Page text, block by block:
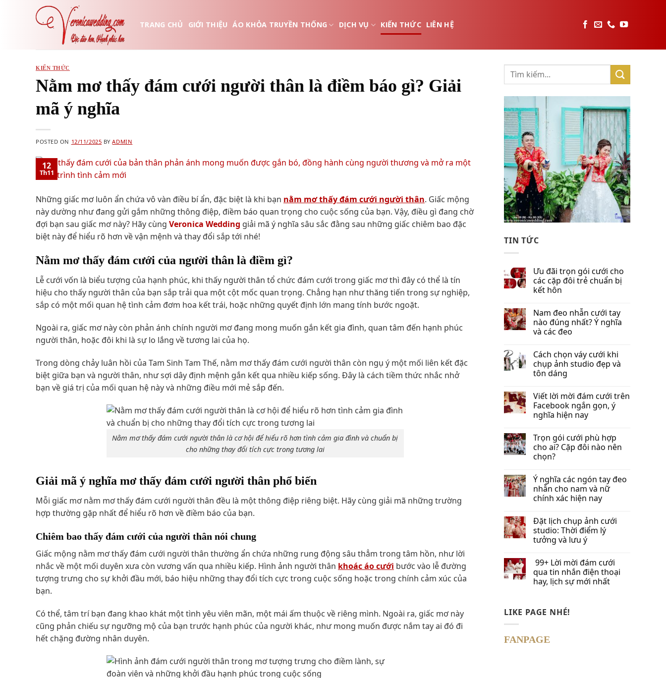
TRANG CHỦ GIỚI THIỆU ÁO KHỎA TRUYỀN THỐNG DỊCH VỤ KIẾN THỨC LIÊN HỆ
KIẾN THỨC
Nằm mơ thấy đám cưới người thân là điềm báo gì? Giải
mã ý nghĩa
POSTED ON 12/11/2025 BYADMIN
12
Th11
Những giấc mơ luôn ẩn chứa vô vàn điều bí ẩn, đặc biệt là khi bạn nằm mơ thấy đám cưới người thân. Giấc mộng
này dường như đang gửi gắm những thông điệp, điềm báo quan trọng cho cuộc sống của bạn. Vậy, điều gì đang chờ
đợi bạn sau giấc mơ này? Hãy cùng Veronica Wedding giải mã ý nghĩa sâu sắc đằng sau những giấc chiêm bao đặc
biệt này để hiểu rõ hơn về vận mệnh và thay đổi sắp tới nhé!
Nằm mơ thấy đám cưới của người thân là điềm gì?
Lễ cưới vốn là biểu tượng của hạnh phúc, khi thấy người thân tổ chức đám cưới trong giấc mơ thì đây có thể là tín
hiệu cho thấy người thân của bạn sắp trải qua một cột mốc quan trọng. Chẳng hạn như thăng tiến trong sự nghiệp,
sắp có một mối quan hệ tình cảm đơm hoa kết trái, hoặc những quyết định lớn mang tính bước ngoặt.
Ngoài ra, giấc mơ này còn phản ánh chính người mơ đang mong muốn gắn kết gia đình, quan tâm đến hạnh phúc
người thân, hoặc đôi khi là sự lo lắng về tương lai của họ.
Trong dòng chảy luân hồi của Tam Sinh Tam Thế, nằm mơ thấy đám cưới người thân còn ngụ ý một mối liên kết đặc
biệt giữa bạn và người thân, như sợi dây định mệnh gắn kết qua nhiều kiếp sống. Đây là cách tiềm thức nhắc nhở
bạn về giá trị của mối quan hệ này và những điều mới mẻ sắp đến.
Nằm mơ thấy đám cưới người thân là cơ hội để hiểu rõ hơn tình cảm gia đình và chuẩn bị
cho những thay đổi tích cực trong tương lai
Giải mã ý nghĩa mơ thấy đám cưới người thân phổ biến
Mỗi giấc mơ nằm mơ thấy đám cưới người thân đều là một thông điệp riêng biệt. Hãy cùng giải mã những trường
hợp thường gặp nhất để hiểu rõ hơn về điềm báo của bạn.
Chiêm bao thấy đám cưới của người thân nói chung
Giấc mộng nằm mơ thấy đám cưới người thân thường ẩn chứa những rung động sâu thẳm trong tâm hồn, như lời
nhắc về một mối duyên xưa còn vương vấn qua nhiều kiếp. Hình ảnh người thân khoác áo cưới bước vào lễ đường
tượng trưng cho sự khởi đầu mới, báo hiệu những thay đổi tích cực trong cuộc sống hoặc trong chính cảm xúc của
bạn.
Có thể, tâm trí bạn đang khao khát một tình yêu viên mãn, một mái ấm thuộc về riêng mình. Ngoài ra, giấc mơ này
cũng phản chiếu sự ngưỡng mộ của bạn trước hạnh phúc của người khác, như mong muốn được nắm tay ai đó đi
hết chặng đường nhân duyên.
TIN TỨC
Ưu đãi trọn gói cưới cho
các cặp đôi trẻ chuẩn bị
kết hôn
Nam đeo nhẫn cưới tay
nào đúng nhất​? Ý nghĩa
và các đeo
Cách chọn váy cưới khi
chụp ảnh studio đẹp và
tôn dáng
Viết lời mời đám cưới trên
Facebook​ ngắn gọn, ý
nghĩa hiện nay
Trọn gói cưới phù hợp
cho ai? Cặp đôi nào nên
chọn?
Ý nghĩa các ngón tay đeo
nhẫn cho nam và nữ
chính xác hiện nay
Đặt lịch chụp ảnh cưới
studio: Thời điểm lý
tưởng và lưu ý
99+ Lời mời đám cưới
qua tin nhắn​ điện thoại
hay, lịch sự mới nhất
LIKE PAGE NHÉ!
FANPAGE